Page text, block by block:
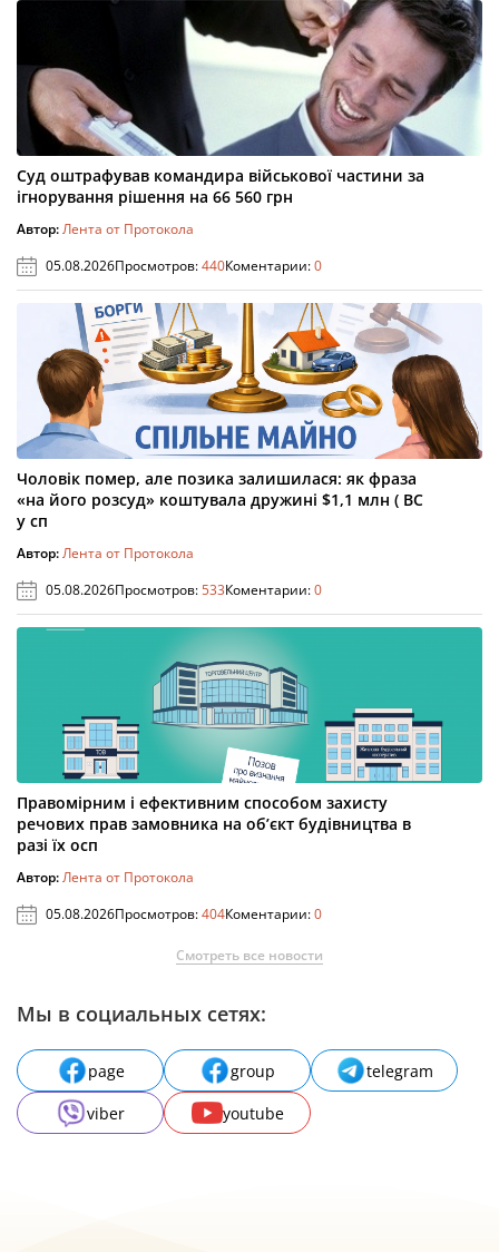
Суд оштрафував командира військової частини за
ігнорування рішення на 66 560 грн
Автор:Лента от Протокола
05.08.2026Просмотров:440Коментарии:0
Чоловік помер, але позика залишилася: як фраза
«на його розсуд» коштувала дружині $1,1 млн ( ВС
у сп
Автор:Лента от Протокола
05.08.2026Просмотров:533Коментарии:0
Правомірним і ефективним способом захисту
речових прав замовника на об’єкт будівництва в
разі їх осп
Автор:Лента от Протокола
05.08.2026Просмотров:404Коментарии:0
Смотреть все новости
Мы в социальных сетях:
page group
telegram
viber
youtube